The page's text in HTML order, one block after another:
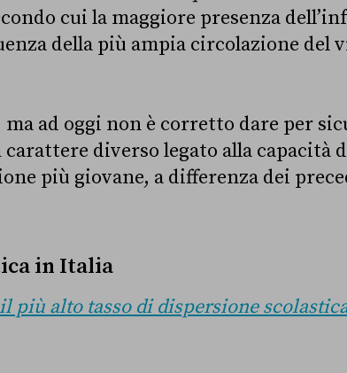
cui la maggiore presenza
della più ampia circolazione del
ad oggi non è corretto dare per
diverso legato alla capacità
più giovane, a differenza dei
in Italia
il più alto tasso di dispersione